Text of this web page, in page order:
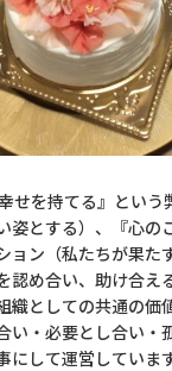
せを持てる』とい
姿とする）、『心の
ョン（私たちが果た
認め合い、助け合え
織としての共通の価
い・必要とし合い・
して運営しています